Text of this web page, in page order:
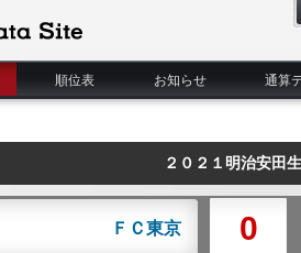
順位表 お知らせ 通算
２０２１明治安田
ＦＣ東京 0